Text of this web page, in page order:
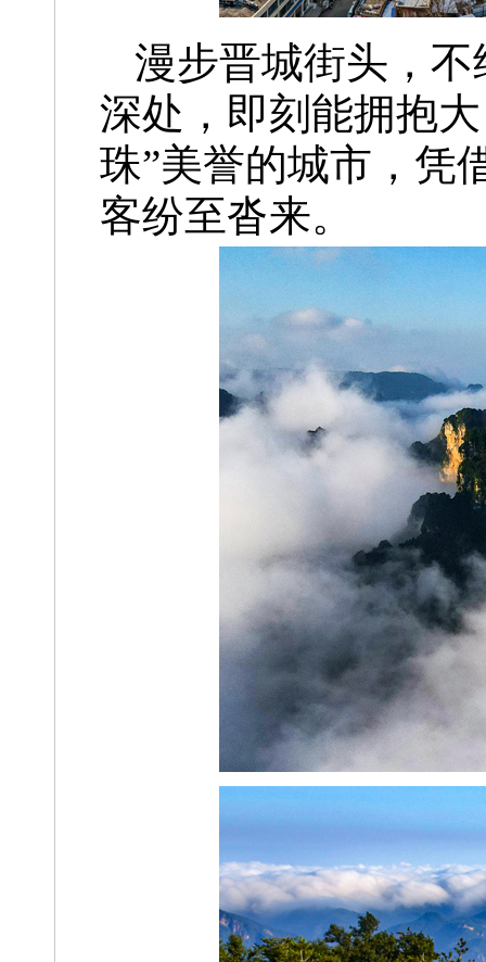
漫步晋城街头，
深处，即刻能拥抱
珠”美誉的城市，凭
客纷至沓来。